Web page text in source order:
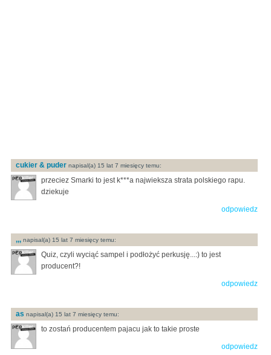
cukier & puder napisal(a) 15 lat 7 miesięcy temu:
przeciez Smarki to jest k***a najwieksza strata polskiego rapu.
dziekuje
odpowiedz
,,, napisal(a) 15 lat 7 miesięcy temu:
Quiz, czyli wyciąć sampel i podłożyć perkusję...:) to jest
producent?!
odpowiedz
as napisal(a) 15 lat 7 miesięcy temu:
to zostań producentem pajacu jak to takie proste
odpowiedz